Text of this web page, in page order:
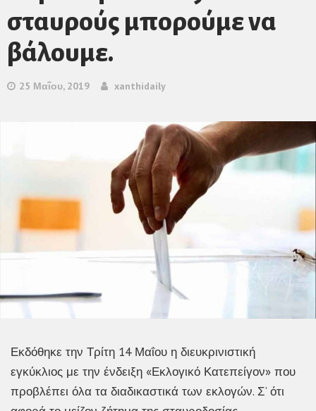
σταυρούς μπορούμε να
βάλουμε.
25 Μαΐου, 2019 xanthidaily
Εκδόθηκε την Τρίτη 14 Μαΐου η διευκρινιστική
εγκύκλιος με την ένδειξη «Εκλογικό Κατεπείγον» που
προβλέπει όλα τα διαδικαστικά των εκλογών. Σ’ ότι